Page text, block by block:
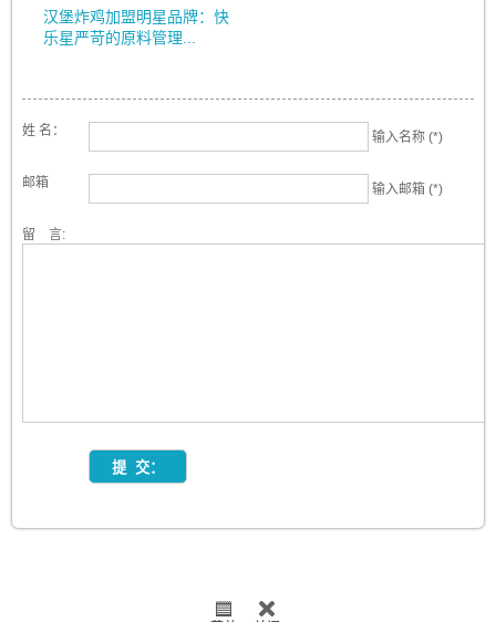
汉堡炸鸡加盟明星品牌：快
乐星严苛的原料管理...
姓 名： 输入名称 (*)
邮箱 输入邮箱 (*)
留 言: